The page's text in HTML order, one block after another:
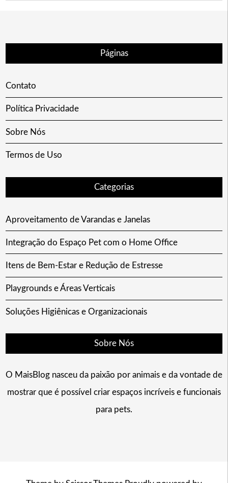
Páginas
Contato
Política Privacidade
Sobre Nós
Termos de Uso
Categorias
Aproveitamento de Varandas e Janelas
Integração do Espaço Pet com o Home Office
Itens de Bem-Estar e Redução de Estresse
Playgrounds e Áreas Verticais
Soluções Higiênicas e Organizacionais
Sobre Nós
O MaisBlog nasceu da paixão por animais e da vontade de
mostrar que é possível criar espaços incríveis e funcionais
para pets.